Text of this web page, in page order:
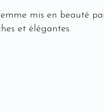
mis en beauté
et élégantes.